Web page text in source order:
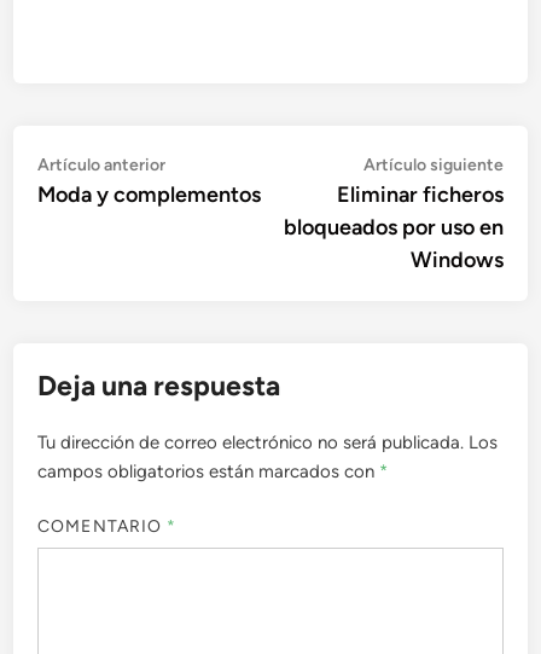
Navegación
de
Artículo anteriorArtículo
anterior:
Moda y complementos
Artículo siguiente
Eliminar ficheros
bloqueados por uso en
Windows
Deja una respuesta
Tu dirección de correo electrónico no será publicada. Los
campos obligatorios están marcados con *
COMENTARIO *